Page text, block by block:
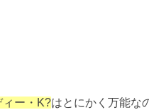
ィー・K?はとにかく万能な